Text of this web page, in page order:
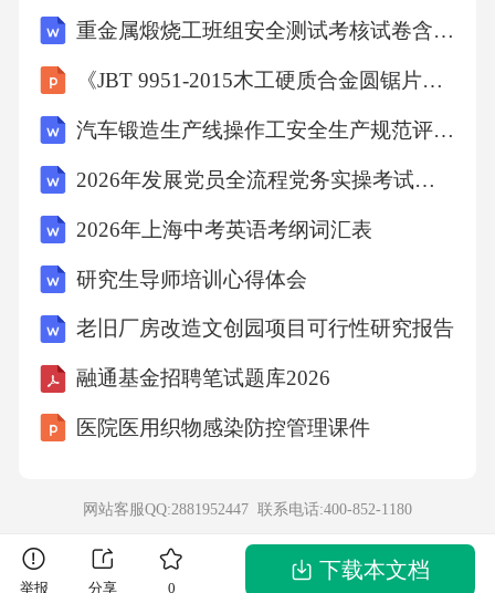
及步骤如下：Ⅰ.将、加入三颈烧瓶中，加入5蒸
馏水，加热溶解后冷却。Ⅱ.加入少量活性炭和7
浓氨水，冷却至10℃以下，缓慢加入106%的溶
液。Ⅲ.加热至55~65℃恒温约20min，冷却后抽
趁热过滤，除去活性炭。Ⅴ.向滤液中滴加4浓盐
酸，冷却后析出橙黄色晶体，抽滤后用乙醇洗
涤，干燥。回答下列问题：(1)仪器X的名称是__
为_______。活性炭对该制备反应起催化作用，
若加入量过多，则的产量减少，可能的原因是_
①防止生成；②_______。(4)写出制备的化学方
程式_______。(5)步骤Ⅴ中浓盐酸的作用是____
重金属煅烧工班组安全测试考核试卷含答案
《JBT 9951-2015木工硬质合金圆锯片耐用度试验》专题研究报告
汽车锻造生产线操作工安全生产规范评优考核试卷含答案
2026年发展党员全流程党务实操考试试题（附答案）
2026年上海中考英语考纲词汇表
研究生导师培训心得体会
老旧厂房改造文创园项目可行性研究报告
融通基金招聘笔试题库2026
医院医用织物感染防控管理课件
网站客服QQ:2881952447 联系电话:400-852-1180
举报 分享 0
下载本文档